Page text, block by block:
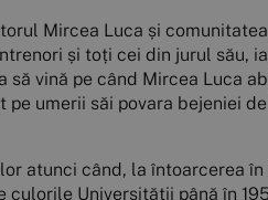
Mircea Luca și
și toți cei din jurul său,
vină pe când Mircea Luca
umerii săi povara bejeniei
atunci când, la întoarcerea
Universității până în